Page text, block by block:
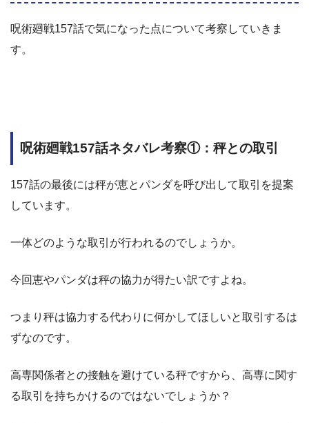
呪術廻戦157話で気になった点について考察していきま
す。
呪術廻戦157話ネタバレ考察①：秤との取引
157話の最後には秤が恵とパンダを呼び出して取引を提案
しています。
一体どのような取引が行われるのでしょうか。
今回恵やパンダは秤の協力が得たい訳ですよね。
つまり秤は協力する代わりに何かしてほしいと取引するは
ずなのです。
高専関係者との接触を避けている秤ですから、高専に関す
る取引を持ちかけるのではないでしょうか？